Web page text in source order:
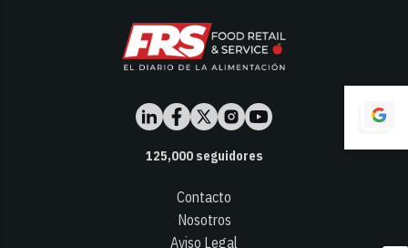
125,000seguidores
Contacto
Nosotros
Aviso Legal